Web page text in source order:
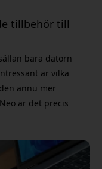
tillbehör till
bara datorn
är vilka
ännu mer
är det precis
som är
Satechi har